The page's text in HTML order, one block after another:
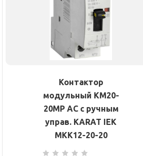
Контактор
модульный КМ20-
20МР AC с ручным
управ. KARAT IEK
MKK12-20-20